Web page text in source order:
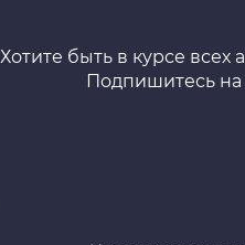
Хотите быть в курсе всех
Подпишитесь